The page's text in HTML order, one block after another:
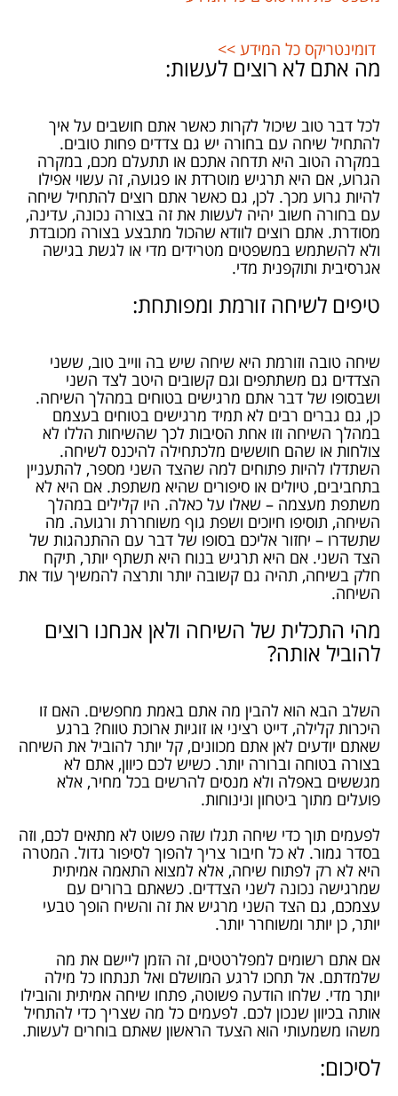
דומינטריקס כל המידע >>
מה אתם לא רוצים לעשות:
לכל דבר טוב שיכול לקרות כאשר אתם חושבים על איך
להתחיל שיחה עם בחורה יש גם צדדים פחות טובים.
במקרה הטוב היא תדחה אתכם או תתעלם מכם, במקרה
הגרוע, אם היא תרגיש מוטרדת או פגועה, זה עשוי אפילו
להיות גרוע מכך. לכן, גם כאשר אתם רוצים להתחיל שיחה
עם בחורה חשוב יהיה לעשות את זה בצורה נכונה, עדינה,
מסודרת. אתם רוצים לוודא שהכול מתבצע בצורה מכובדת
ולא להשתמש במשפטים מטרידים מדי או לגשת בגישה
אגרסיבית ותוקפנית מדי.
טיפים לשיחה זורמת ומפותחת:
שיחה טובה וזורמת היא שיחה שיש בה ווייב טוב, ששני
הצדדים גם משתתפים וגם קשובים היטב לצד השני
ושבסופו של דבר אתם מרגישים בטוחים במהלך השיחה.
כן, גם גברים רבים לא תמיד מרגישים בטוחים בעצמם
במהלך השיחה וזו אחת הסיבות לכך שהשיחות הללו לא
צולחות או שהם חוששים מלכתחילה להיכנס לשיחה.
השתדלו להיות פתוחים למה שהצד השני מספר, להתעניין
בתחביבים, טיולים או סיפורים שהיא משתפת. אם היא לא
משתפת מעצמה – שאלו על כאלה. היו קלילים במהלך
השיחה, תוסיפו חיוכים ושפת גוף משוחררת ורגועה. מה
שתשדרו – יחזור אליכם בסופו של דבר עם ההתנהגות של
הצד השני. אם היא תרגיש בנוח היא תשתף יותר, תיקח
חלק בשיחה, תהיה גם קשובה יותר ותרצה להמשיך עוד את
השיחה.
מהי התכלית של השיחה ולאן אנחנו רוצים
להוביל אותה?
השלב הבא הוא להבין מה אתם באמת מחפשים. האם זו
היכרות קלילה, דייט רציני או זוגיות ארוכת טווח? ברגע
שאתם יודעים לאן אתם מכוונים, קל יותר להוביל את השיחה
בצורה בטוחה וברורה יותר. כשיש לכם כיוון, אתם לא
מגששים באפלה ולא מנסים להרשים בכל מחיר, אלא
פועלים מתוך ביטחון ונינוחות.
לפעמים תוך כדי שיחה תגלו שזה פשוט לא מתאים לכם, וזה
בסדר גמור. לא כל חיבור צריך להפוך לסיפור גדול. המטרה
היא לא רק לפתוח שיחה, אלא למצוא התאמה אמיתית
שמרגישה נכונה לשני הצדדים. כשאתם ברורים עם
עצמכם, גם הצד השני מרגיש את זה והשיח הופך טבעי
יותר, כן יותר ומשוחרר יותר.
אם אתם רשומים למפלרטטים, זה הזמן ליישם את מה
שלמדתם. אל תחכו לרגע המושלם ואל תנתחו כל מילה
יותר מדי. שלחו הודעה פשוטה, פתחו שיחה אמיתית והובילו
אותה בכיוון שנכון לכם. לפעמים כל מה שצריך כדי להתחיל
משהו משמעותי הוא הצעד הראשון שאתם בוחרים לעשות.
לסיכום: